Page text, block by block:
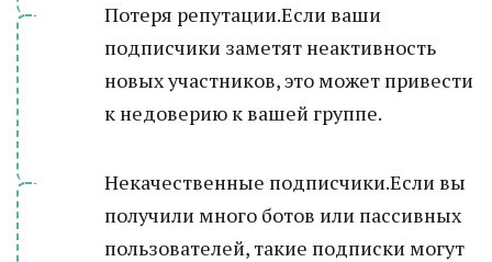
Потеря репутации.Если ваши
подписчики заметят неактивность
новых участников, это может привести
к недоверию к вашей группе.
Некачественные подписчики.Если вы
получили много ботов или пассивных
пользователей, такие подписки могут